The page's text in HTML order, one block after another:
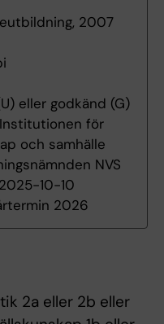
2007
eller godkänd (G)
Institutionen för
och samhälle
NVS
2025-10-10
2026
2a eller 2b eller